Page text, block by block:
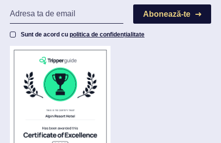
Abonează-te
Sunt de acord cu politica de confidențialitate